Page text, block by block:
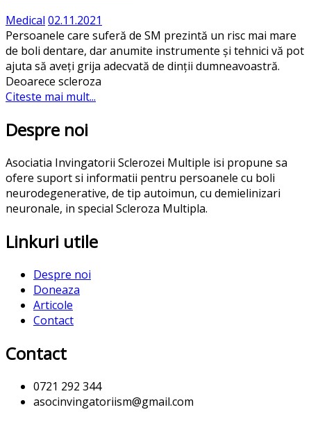
Medical 02.11.2021
Persoanele care suferă de SM prezintă un risc mai mare
de boli dentare, dar anumite instrumente și tehnici vă pot
ajuta să aveți grija adecvată de dinții dumneavoastră.
Deoarece scleroza
Citeste mai mult...
Despre noi
Asociatia Invingatorii Sclerozei Multiple isi propune sa
ofere suport si informatii pentru persoanele cu boli
neurodegenerative, de tip autoimun, cu demielinizari
neuronale, in special Scleroza Multipla.
Linkuri utile
Despre noi
Doneaza
Articole
Contact
Contact
0721 292 344
asocinvingatoriism@gmail.com